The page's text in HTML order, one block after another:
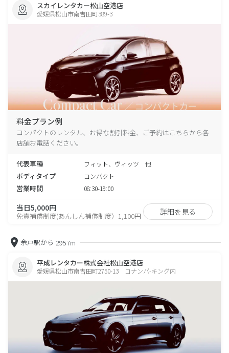
スカイレンタカー松山空港店
愛媛県松山市南吉田町389-3
料金プラン例
コンパクトのレンタル、お得な割引料金、ご予約はこちらから各
店舗お電話ください。
代表車種 フィット、ヴィッツ 他
ボディタイプ コンパクト
営業時間 08:30-19:00
当日5,000円
免責補償制度(あんしん補償制度）1,100円 詳細を見る
余戸駅から 2957m
平成レンタカー株式会社松山空港店
愛媛県松山市南吉田町2750-13 コナンパ-キング内